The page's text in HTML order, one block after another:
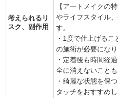
考えられるリ
スク、副作用
【アートメイクの
やライフスタイル
す。
・1度で仕上げる
の施術が必要になり
・定着後も時間経
全に消えないことも
・綺麗な状態を保
タッチをおすすめし